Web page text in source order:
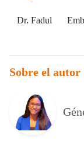
Dr. Fadul
Sobre el autor